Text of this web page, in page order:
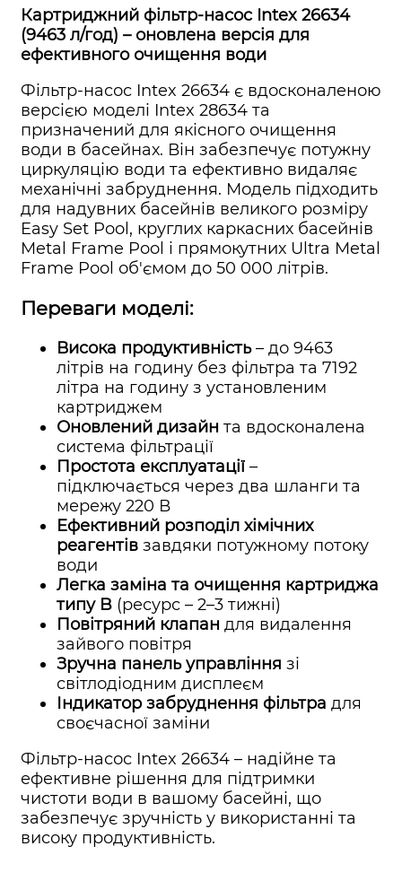
Картриджний фільтр-насос Intex 26634
(9463 л/год) – оновлена версія для
ефективного очищення води
Фільтр-насос Intex 26634 є вдосконаленою
версією моделі Intex 28634 та
призначений для якісного очищення
води в басейнах. Він забезпечує потужну
циркуляцію води та ефективно видаляє
механічні забруднення. Модель підходить
для надувних басейнів великого розміру
Easy Set Pool, круглих каркасних басейнів
Metal Frame Pool і прямокутних Ultra Metal
Frame Pool об'ємом до 50 000 літрів.
Переваги моделі:
Висока продуктивність– до 9463
літрів на годину без фільтра та 7192
літра на годину з установленим
картриджем
Оновлений дизайн та вдосконалена
система фільтрації
Простота експлуатації –
підключається через два шланги та
мережу 220 В
Ефективний розподіл хімічних
реагентів завдяки потужному потоку
води
Легка заміна та очищення картриджа
типу B (ресурс – 2–3 тижні)
Повітряний клапан для видалення
зайвого повітря
Зручна панель управління зі
світлодіодним дисплеєм
Індикатор забруднення фільтра для
своєчасної заміни
Фільтр-насос Intex 26634 – надійне та
ефективне рішення для підтримки
чистоти води в вашому басейні, що
забезпечує зручність у використанні та
високу продуктивність.